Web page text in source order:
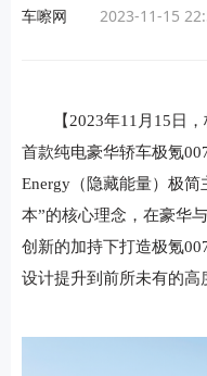
车嚓网 2023-11-15
【2023年11月15日
首款纯电豪华轿车极氪
Energy（隐藏能量）极
本”的核心理念，在豪华
创新的加持下打造极氪
设计提升到前所未有的高